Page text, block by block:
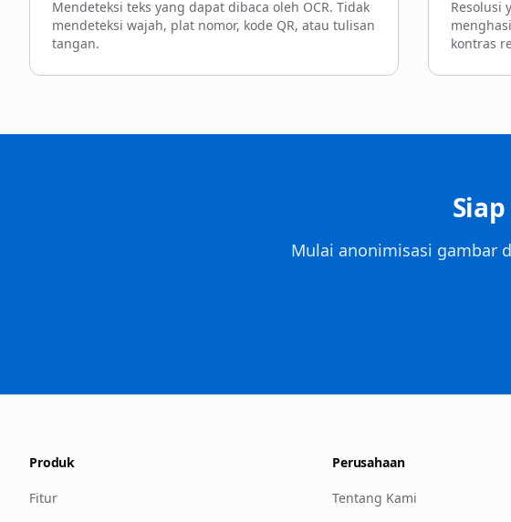
Mendeteksi teks yang dapat dibaca oleh OCR. Tidak
mendeteksi wajah, plat nomor, kode QR, atau tulisan
tangan.
Resolusi
kontras
Mulai anonimisasi gambar
Produk
Fitur
Perusahaan
Tentang Kami